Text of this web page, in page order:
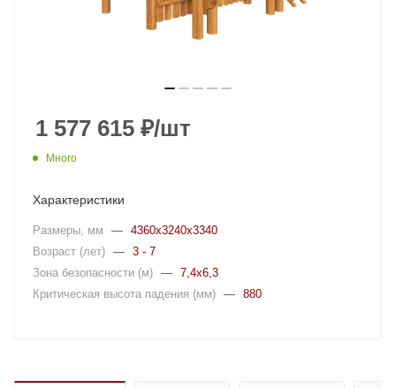
1 577 615 ₽/шт
Много
Характеристики
Размеры, мм — 4360x3240x3340
Возраст (лет) — 3 - 7
Зона безопасности (м) — 7,4x6,3
Критическая высота падения (мм) — 880